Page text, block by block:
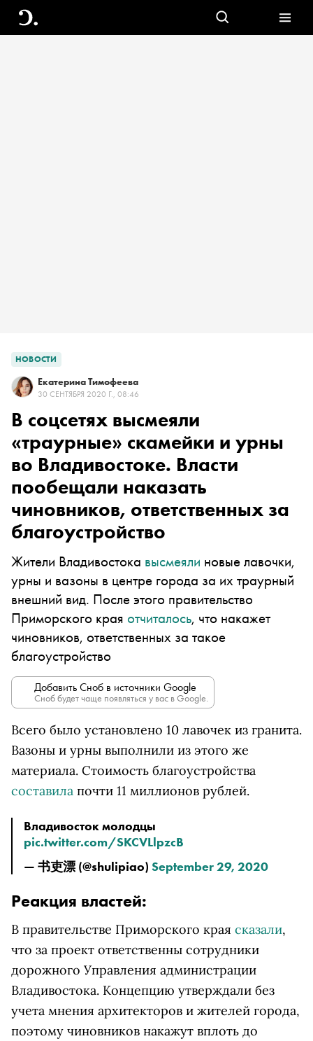
НОВОСТИ
Екатерина Тимофеева
30 СЕНТЯБРЯ 2020 Г., 08:46
В соцсетях высмеяли
«траурные» скамейки и урны
во Владивостоке. Власти
пообещали наказать
чиновников, ответственных за
благоустройство
Жители Владивостока высмеяли новые лавочки,
урны и вазоны в центре города за их траурный
внешний вид. После этого правительство
Приморского края отчиталось, что накажет
чиновников, ответственных за такое
благоустройство
Добавить Сноб в источники Google
Сноб будет чаще появляться у вас в Google.
Всего было установлено 10 лавочек из гранита.
Вазоны и урны выполнили из этого же
материала. Стоимость благоустройства
составила почти 11 миллионов рублей.
Владивосток молодцы
pic.twitter.com/SKCVLlpzcB
— 书吏漂 (@shulipiao) September 29, 2020
Реакция властей:
В правительстве Приморского края сказали,
что за проект ответственны сотрудники
дорожного Управления администрации
Владивостока. Концепцию утверждали без
учета мнения архитекторов и жителей города,
поэтому чиновников накажут вплоть до